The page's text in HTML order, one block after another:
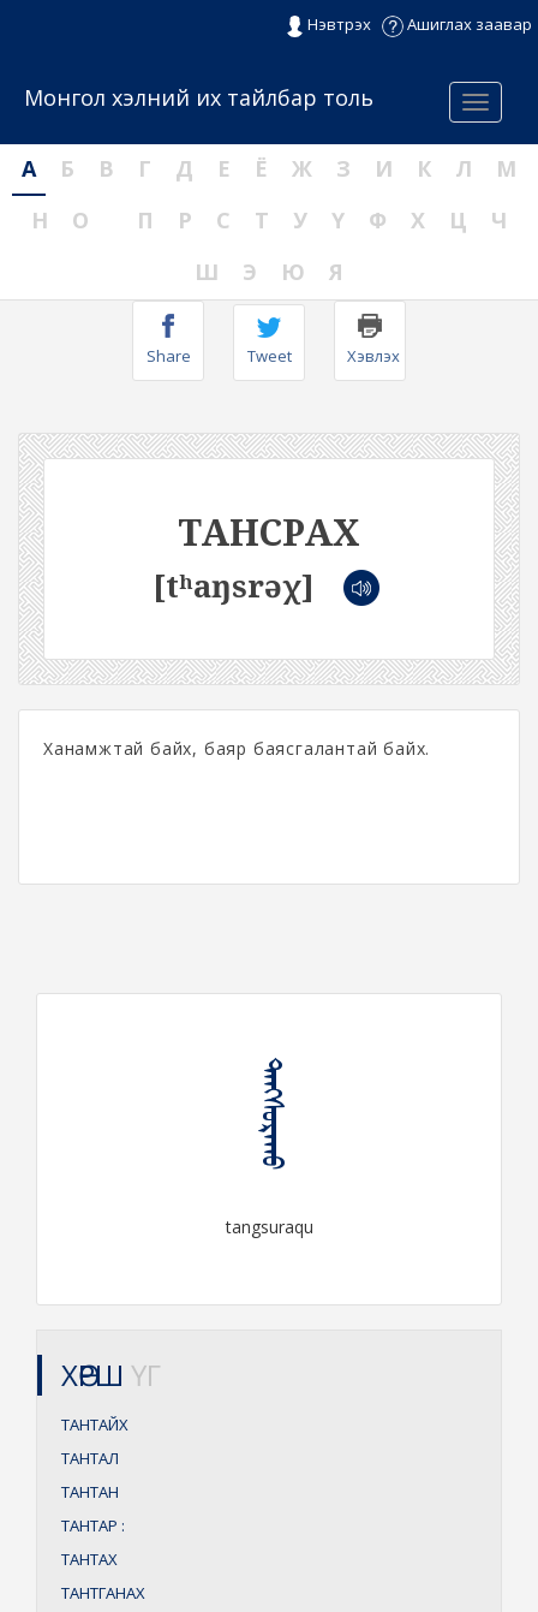
Нэвтрэх Ашиглах заавар
Menu
Монгол хэлний их тайлбар толь
А Б В Г Д Е Ё Ж З И К Л
М
Н
О П Р С Т У Ү Ф Х Ц
Ч
Ш
Э Ю Я
Share Tweet Хэвлэх
ТАНСРАХ
[tʰaŋsrəχ]
Ханамжтай байх, баяр баясгалантай байх.
ᠲᠠᠩᠰᠤᠷᠠᠬᠤ
tangsuraqu
ХӨРШ ҮГ
ТАНТАЙХ
ТАНТАЛ
ТАНТАН
ТАНТАР :
ТАНТАХ
ТАНТГАНАХ